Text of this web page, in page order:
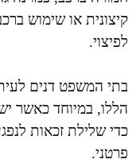
קיצונית או שימוש
לפיצוי.
בתי המשפט דנים
הללו, במיוחד כאשר
כדי שלילת זכאות
פרטני.